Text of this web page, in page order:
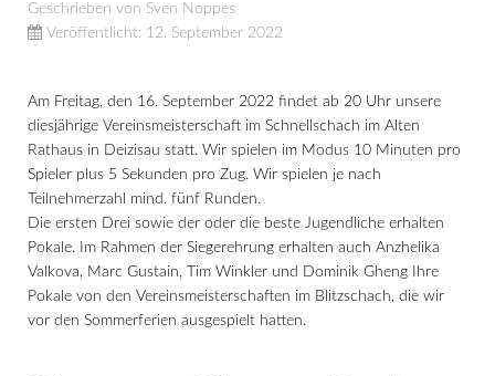
Geschrieben von Sven Noppes
Veröffentlicht: 12. September 2022
Am Freitag, den 16. September 2022 findet ab 20 Uhr unsere
diesjährige Vereinsmeisterschaft im Schnellschach im Alten
Rathaus in Deizisau statt. Wir spielen im Modus 10 Minuten pro
Spieler plus 5 Sekunden pro Zug. Wir spielen je nach
Teilnehmerzahl mind. fünf Runden.
Die ersten Drei sowie der oder die beste Jugendliche erhalten
Pokale. Im Rahmen der Siegerehrung erhalten auch Anzhelika
Valkova, Marc Gustain, Tim Winkler und Dominik Gheng Ihre
Pokale von den Vereinsmeisterschaften im Blitzschach, die wir
vor den Sommerferien ausgespielt hatten.